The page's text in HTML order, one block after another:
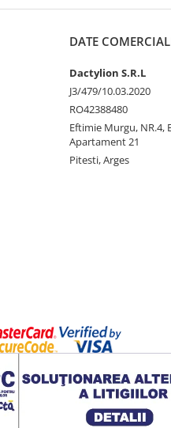
DATE
Dactylion S.R.L
J3/479/10.03.2020
RO42388480
Eftimie Murgu, NR.4,
Apartament 21
Pitesti, Arges